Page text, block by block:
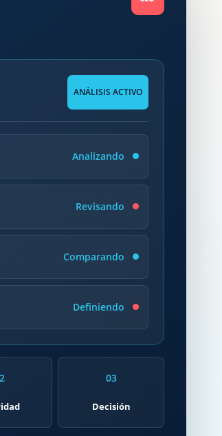
ANÁLISIS ACTIVO
Analizando
Revisando
Comparando
Definiendo
03
Decisión